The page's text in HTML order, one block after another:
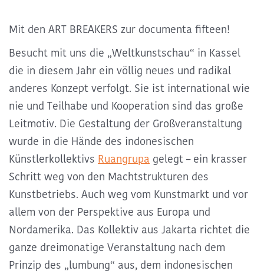
Kontakt
Mit den ART BREAKERS zur documenta fifteen!
Besucht mit uns die „Weltkunstschau“ in Kassel
die in diesem Jahr ein völlig neues und radikal
anderes Konzept verfolgt. Sie ist international wie
nie und Teilhabe und Kooperation sind das große
Leitmotiv. Die Gestaltung der Großveranstaltung
wurde in die Hände des indonesischen
Künstlerkollektivs Ruangrupa gelegt – ein krasser
Schritt weg von den Machtstrukturen des
Kunstbetriebs. Auch weg vom Kunstmarkt und vor
allem von der Perspektive aus Europa und
Nordamerika. Das Kollektiv aus Jakarta richtet die
ganze dreimonatige Veranstaltung nach dem
Prinzip des „lumbung“ aus, dem indonesischen